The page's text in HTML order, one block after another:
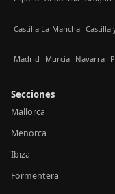
Castilla La-Mancha Castilla
Madrid Murcia Navarra
Secciones
Mallorca
Menorca
Ibiza
Formentera